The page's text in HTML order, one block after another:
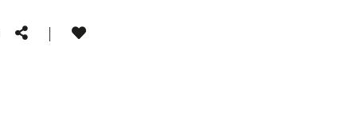
EmailShare